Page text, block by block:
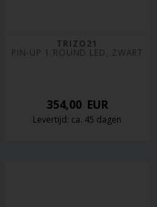
TRIZO21
PIN-UP 1 ROUND LED, ZWART
354,00EUR
Levertijd: ca. 45 dagen